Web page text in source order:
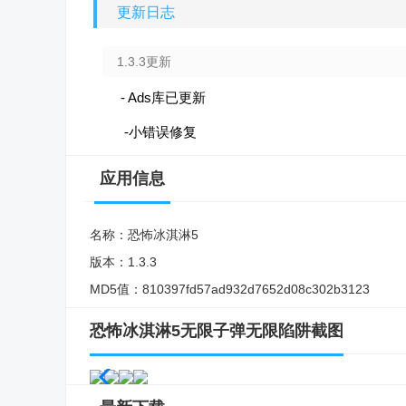
更新日志
1.3.3更新
- Ads库已更新
-小错误修复
应用信息
名称： 恐怖冰淇淋5
版本： 1.3.3
MD5值： 810397fd57ad932d7652d08c302b3123
恐怖冰淇淋5无限子弹无限陷阱截图